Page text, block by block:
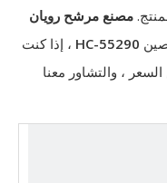
مصنع مرشح رويان
HC-55290 ، إذا كنت
، والتشاور معنا